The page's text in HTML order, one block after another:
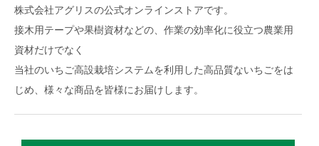
株式会社アグリスの公式オンラインストアです。
接木用テープや果樹資材などの、作業の効率化に役立つ農業用
資材だけでなく
当社のいちご高設栽培システムを利用した高品質ないちごをは
じめ、様々な商品を皆様にお届けします。